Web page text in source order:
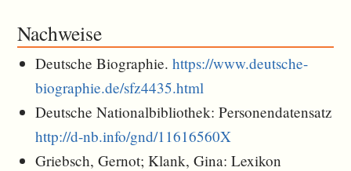
Nachweise
Deutsche Biographie.https://www.deutsche-
biographie.de/sfz4435.html
Deutsche Nationalbibliothek: Personendatensatz
http://d-nb.info/gnd/11616560X
Griebsch, Gernot; Klank, Gina: Lexikon